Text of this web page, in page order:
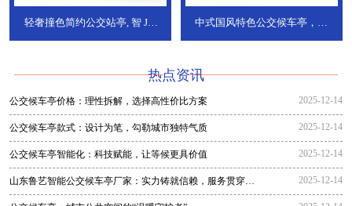
轻奢撞色简约公交站亭, 智 JT-
中式国风特色公交候车亭，承
热点资讯
公交候车亭价格：理性拆解，选择高性价比方案 2025-12-14
公交候车亭款式：设计为笔，勾勒城市独特气质 2025-12-14
公交候车亭智能化：科技赋能，让等候更具价值 2025-12-14
山东鲁艺智能公交候车亭厂家：实力铸就信赖，服务贯穿全
程
2025-12-14